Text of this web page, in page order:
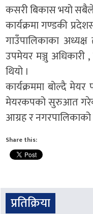
कसरी बिकास भयो सबैले
कार्यक्रमा गण्डकी
गाउँपालिकाका
उपमेयर मञ्जु अधिकारी
थियो ।
कार्यक्रममा बोल्दै
मेयरकपको सुरुआत
आग्रह र नगरपालिकाको
Share this:
प्रतिक्रिया